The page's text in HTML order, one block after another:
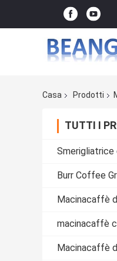
Casa Prodotti
TUTTI I
Burr Coffee
Macinacaffè
macinacaffè
Macinacaffè